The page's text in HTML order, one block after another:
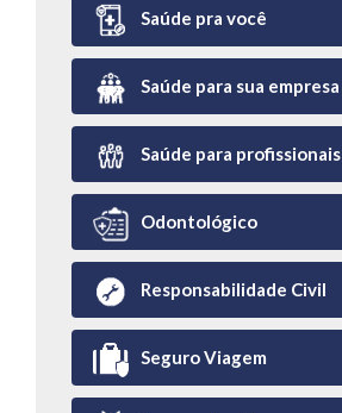
Saúde pra você
Saúde para sua empresa
Saúde para profissionais
Odontológico
Responsabilidade Civil
Seguro Viagem